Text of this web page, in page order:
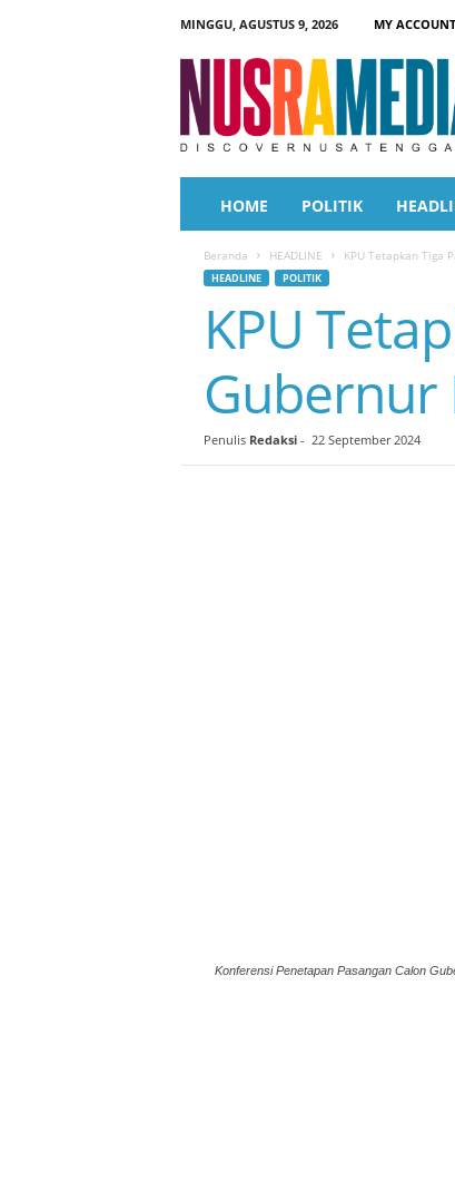
MINGGU, AGUSTUS 9, 2026
MY ACCOUNT
a
HOME POLITIK
Beranda HEADLINE KPU Tetapkan Tiga
HEADLINE POLITIK
KPU
Gubernur
Penulis Redaksi- 22 September 2024
Konferensi Penetapan Pasangan Calon